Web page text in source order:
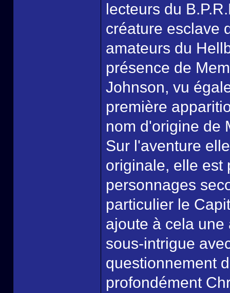
lecteurs du
créature esclave
amateurs du
présence de
Johnson, vu
première
nom d'origine de
Sur l'aventure
originale, elle est
personnages
particulier le
ajoute à cela
sous-intrigue
questionnement
profondément